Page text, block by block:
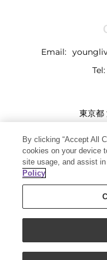
Email:
Tel:
東京都
Copyright 2019 - Young
By clicking “Accept All
cookies on your device
site usage, and assist
Policy